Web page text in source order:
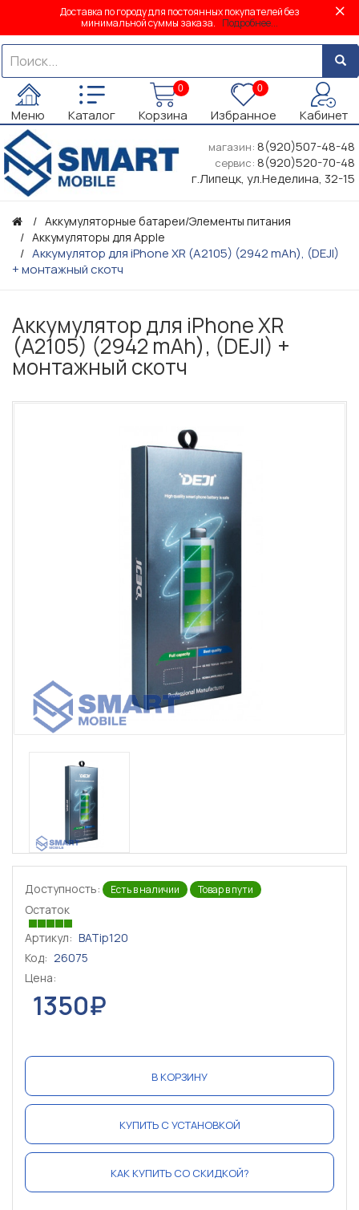
Доставка по городу для постоянных покупателей без
минимальной суммы заказа. Подробнее...
Меню Каталог
0
Корзина
0
Избранное Кабинет
магазин: 8(920)507-48-48
сервис: 8(920)520-70-48
г.Липецк, ул.Неделина, 32-15
Аккумуляторные батареи/Элементы питания
Аккумуляторы для Apple
Аккумулятор для iPhone XR (A2105) (2942 mAh), (DEJI)
+ монтажный скотч
Аккумулятор для iPhone XR
(A2105) (2942 mAh), (DEJI) +
монтажный скотч
Доступность: Есть в наличии Товар в пути
Остаток
Артикул: BATip120
Код: 26075
Цена:
1350₽
В КОРЗИНУ
КУПИТЬ С УСТАНОВКОЙ
КАК КУПИТЬ СО СКИДКОЙ?